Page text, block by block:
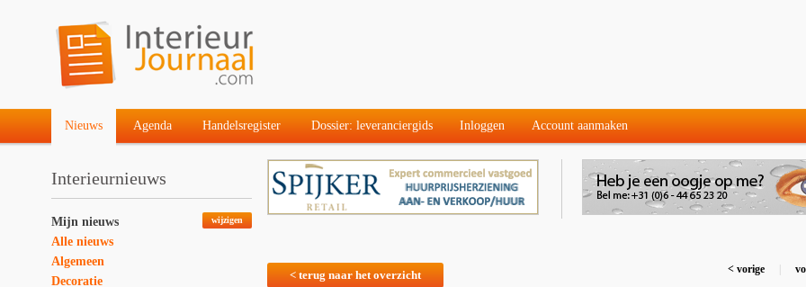
Nieuws Agenda Handelsregister Dossier: leveranciergids Inloggen Account aanmaken
Interieurnieuws
wijzigen
Mijn nieuws
Alle nieuws
Algemeen
Decoratie
< terug naar het overzicht < vorige